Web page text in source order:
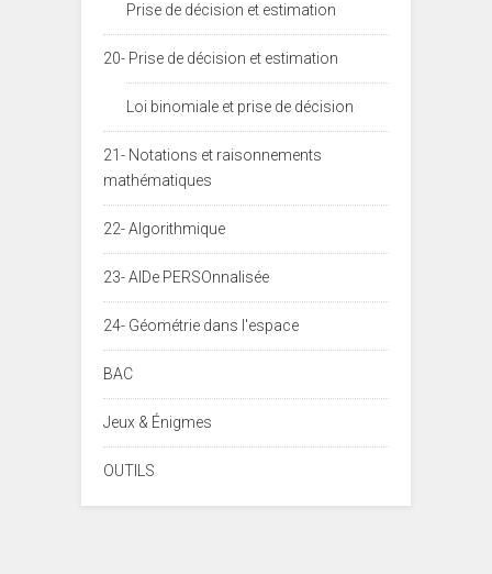
Prise de décision et estimation
20- Prise de décision et estimation
Loi binomiale et prise de décision
21- Notations et raisonnements
mathématiques
22- Algorithmique
23- AIDe PERSOnnalisée
24- Géométrie dans l'espace
BAC
Jeux & Énigmes
OUTILS